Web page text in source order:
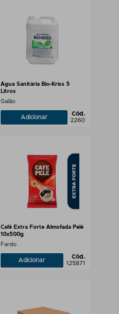
Água Sanitária Bio-Kriss 5
Litros
Galão
Adicionar
Cód.
2260
Café Extra Forte Almofada Pelé
10x500g
Fardo
Adicionar
Cód.
125871